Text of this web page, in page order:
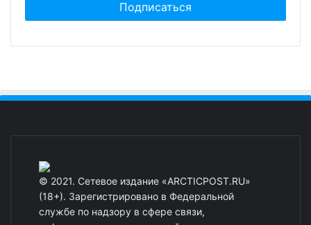
© 2021. Сетевое издание «ARCTICPOST.RU»
(18+). Зарегистрировано в Федеральной
службе по надзору в сфере связи,